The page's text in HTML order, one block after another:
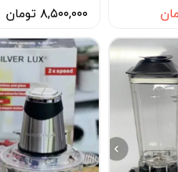
۸,۵۰۰,۰۰۰ تومان